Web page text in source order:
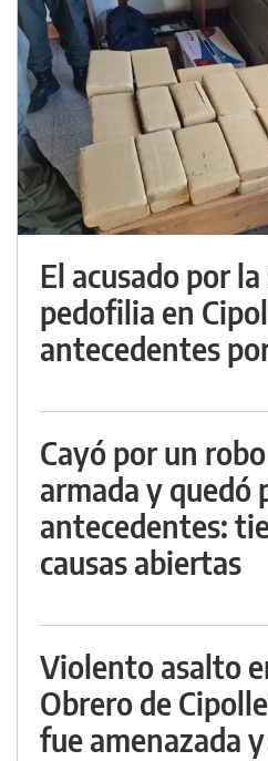
El acusado por
pedofilia en
antecedentes
Cayó por un
armada y quedó
antecedentes:
causas abiertas
Violento asalto
Obrero de
fue amenazada